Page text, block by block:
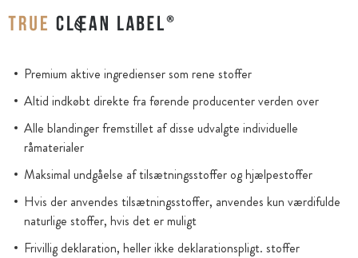
Premium aktive ingredienser som rene stoffer
Altid indkøbt direkte fra førende producenter verden over
Alle blandinger fremstillet af disse udvalgte individuelle
råmaterialer
Maksimal undgåelse af tilsætningsstoffer og hjælpestoffer
Hvis der anvendes tilsætningsstoffer, anvendes kun værdifulde
naturlige stoffer, hvis det er muligt
Frivillig deklaration, heller ikke deklarationspligt. stoffer